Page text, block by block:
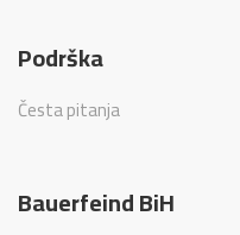
Podrška
Česta pitanja
Bauerfeind BiH